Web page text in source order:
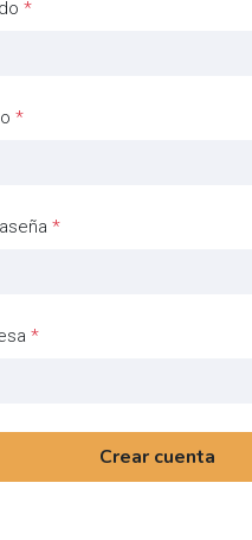
*
*
*
*
Crear cuenta